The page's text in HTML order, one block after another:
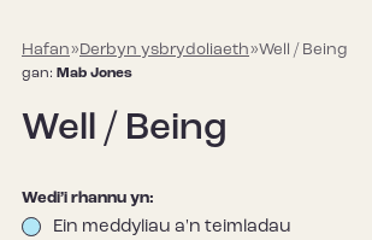
Hafan» Derbyn ysbrydoliaeth»Well / Being
gan: Mab Jones
Well / Being
Wedi’i rhannu yn:
Ein meddyliau a'n teimladau